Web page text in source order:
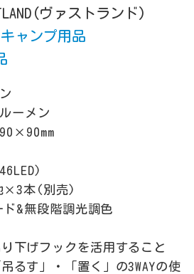
ヴァストランド)
キャンプ用品
ーメン
×3本(別売)
&無段階調光調色
下げフックを活用すること
るす」・「置く」の3WAYの使